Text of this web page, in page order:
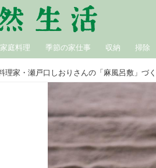
家庭料理 季節の家仕事 収納 掃除